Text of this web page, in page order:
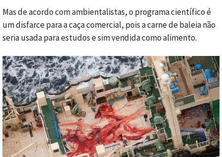
Mas de acordo com ambientalistas, o programa científico é
um disfarce para a caça comercial, pois a carne de baleia não
seria usada para estudos e sim vendida como alimento.